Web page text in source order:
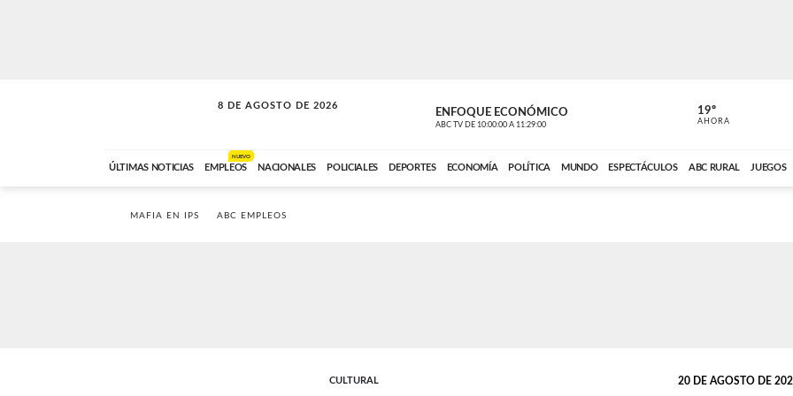
8 DE AGOSTO DE 2026
CONEXIÓN ROMANCE ENFOQUE ECONÓMICO
ABC TV DE 10:00:00 A 11:29:00 ABC CARDINAL
19º
AHORA
ÚLTIMAS NOTICIAS EMPLEOS
NUEVO
NACIONALES POLICIALES DEPORTES ECONOMÍA POLÍTICA MUNDO ESPECTÁCULOS ABC RURAL JUEGOS
MAFIA EN IPS ABC EMPLEOS
CULTURAL 20 DE AGOSTO DE